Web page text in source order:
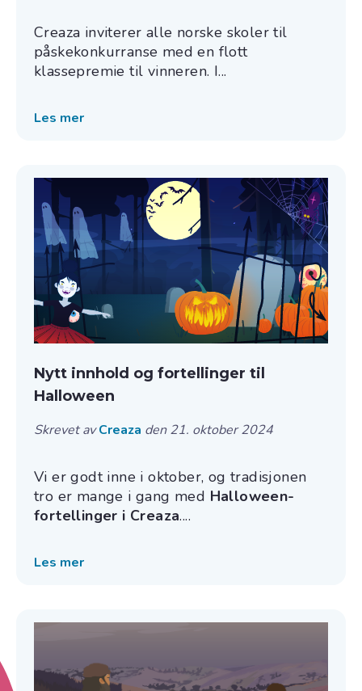
Creaza inviterer alle norske skoler til
påskekonkurranse med en flott
klassepremie til vinneren. I...
Les mer
Nytt innhold og fortellinger til
Halloween
Skrevet avCreaza den 21. oktober 2024
Vi er godt inne i oktober, og tradisjonen
tro er mange i gang med Halloween-
fortellinger i Creaza....
Les mer